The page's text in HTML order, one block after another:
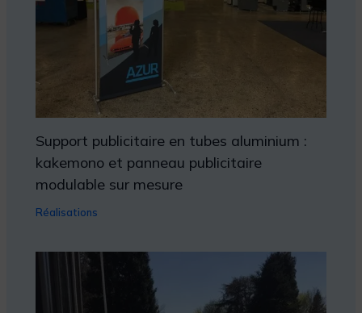
Support publicitaire en tubes aluminium :
kakemono et panneau publicitaire
modulable sur mesure
Réalisations